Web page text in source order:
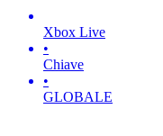
Xbox Live
•
Chiave
•
GLOBALE